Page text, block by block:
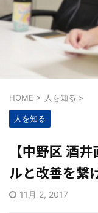
HOME > 人を知る >
人を知る
【中野区 酒
ルと改善を繋
11月 2, 2017